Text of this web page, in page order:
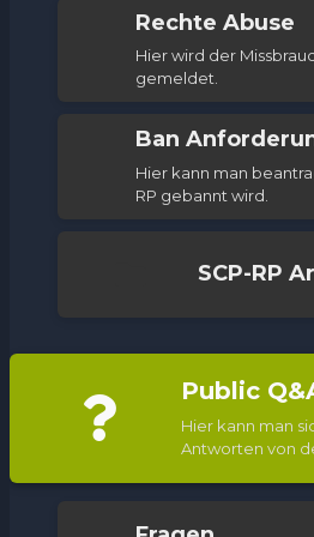
Rechte Abuse
Hier wird der
gemeldet.
Ban
Hier kann man
RP gebannt wird.
SCP-RP
Public
Hier kann man
Antworten von